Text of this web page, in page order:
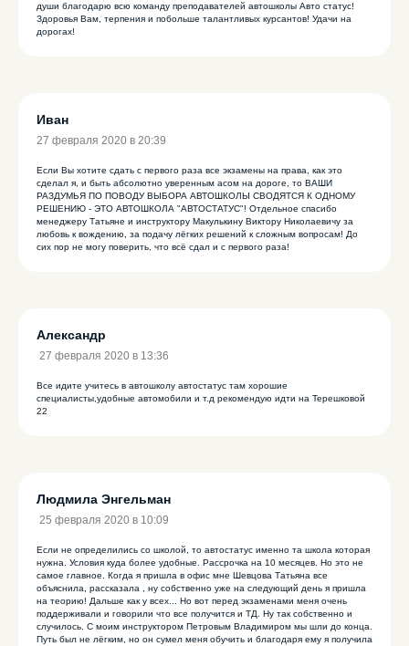
души благодарю всю команду преподавателей автошколы Авто статус!
Здоровья Вам, терпения и побольше талантливых курсантов! Удачи на
дорогах!
Иван
27 февраля 2020 в 20:39
Если Вы хотите сдать с первого раза все экзамены на права, как это
сделал я, и быть абсолютно уверенным асом на дороге, то ВАШИ
РАЗДУМЬЯ ПО ПОВОДУ ВЫБОРА АВТОШКОЛЫ СВОДЯТСЯ К ОДНОМУ
РЕШЕНИЮ - ЭТО АВТОШКОЛА "АВТОСТАТУС"! Отдельное спасибо
менеджеру Татьяне и инструктору Макулькину Виктору Николаевичу за
любовь к вождению, за подачу лёгких решений к сложным вопросам! До
сих пор не могу поверить, что всё сдал и с первого раза!
Александр
27 февраля 2020 в 13:36
Все идите учитесь в автошколу автостатус там хорошие
специалисты,удобные автомобили и т.д рекомендую идти на Терешковой
22
Людмила Энгельман
25 февраля 2020 в 10:09
Если не определились со школой, то автостатус именно та школа которая
нужна. Условия куда более удобные. Рассрочка на 10 месяцев. Но это не
самое главное. Когда я пришла в офис мне Шевцова Татьяна все
объяснила, рассказала , ну собственно уже на следующий день я пришла
на теорию! Дальше как у всех... Но вот перед экзаменами меня очень
поддерживали и говорили что все получится и ТД. Ну так собственно и
случилось. С моим инструктором Петровым Владимиром мы шли до конца.
Путь был не лёгким, но он сумел меня обучить и благодаря ему я получила